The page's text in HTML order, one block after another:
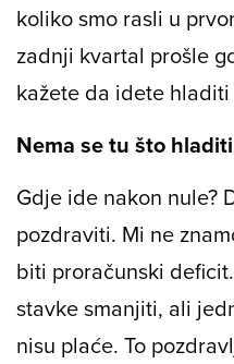
koliko smo rasli u
zadnji kvartal prošle
kažete da idete
Nema se tu što
Gdje ide nakon nule?
pozdraviti. Mi ne
biti proračunski
stavke smanjiti, ali
nisu plaće. To